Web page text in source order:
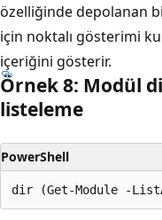
özelliğinde depolanan
için noktalı gösterimi
içeriğini gösterir.
Örnek 8: Modül
listeleme
PowerShell